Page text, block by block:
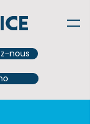
nous